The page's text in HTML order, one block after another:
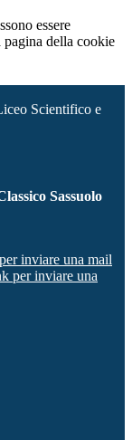
essere
della cookie
Scientifico e
Sassuolo
inviare una mail
per inviare una